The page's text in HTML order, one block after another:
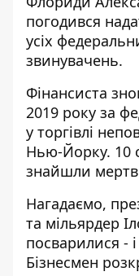
погодився
усіх
звинувачень.
Фінансиста
2019 року за
у торгівлі
Нью-Йорку. 10
знайшли
Нагадаємо,
та мільярдер
посварилися - і
Бізнесмен